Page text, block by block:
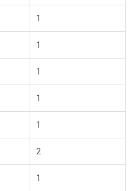
1
1
1
1
1
2
1